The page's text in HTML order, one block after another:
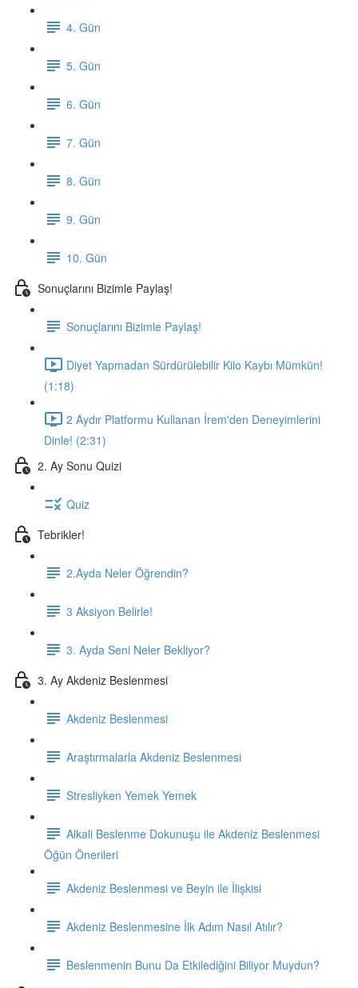
4. Gün
5. Gün
6. Gün
7. Gün
8. Gün
9. Gün
10. Gün
Sonuçlarını Bizimle Paylaş!
Sonuçlarını Bizimle Paylaş!
Diyet Yapmadan Sürdürülebilir Kilo Kaybı Mümkün!
(1:18)
2 Aydır Platformu Kullanan İrem'den Deneyimlerini
Dinle! (2:31)
2. Ay Sonu Quizi
Quiz
Tebrikler!
2.Ayda Neler Öğrendin?
3 Aksiyon Belirle!
3. Ayda Seni Neler Bekliyor?
3. Ay Akdeniz Beslenmesi
Akdeniz Beslenmesi
Araştırmalarla Akdeniz Beslenmesi
Stresliyken Yemek Yemek
Alkali Beslenme Dokunuşu ile Akdeniz Beslenmesi
Öğün Önerileri
Akdeniz Beslenmesi ve Beyin ile İlişkisi
Akdeniz Beslenmesine İlk Adım Nasıl Atılır?
Beslenmenin Bunu Da Etkilediğini Biliyor Muydun?